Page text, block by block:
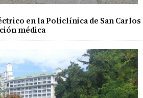
en la Policlínica de San Carlos
médica